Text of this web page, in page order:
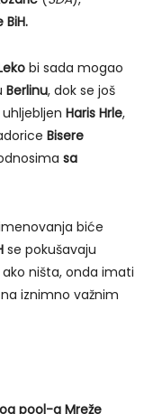
bi sada mogao
Berlinu, dok se još
Haris Hrle,
Bisere
sa
biće
se pokušavaju
ako ništa, onda imati
iznimno važnim
pool-a Mreže